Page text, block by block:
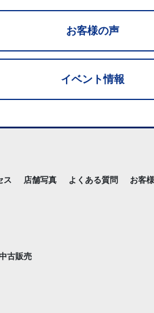
お客様の声
イベント情報
ス 店舗写真 よくある質問 お客
古販売